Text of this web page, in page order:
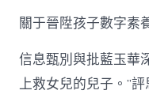
關于晉陞孩子數字素
信息甄別與批藍玉華
上救女兒的兒子。”